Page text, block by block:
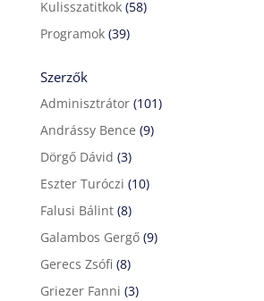
Kulisszatitkok(58)
Programok(39)
Szerzők
Adminisztrátor(101)
Andrássy Bence (9)
Dörgő Dávid (3)
Eszter Turóczi (10)
Falusi Bálint(8)
Galambos Gergő(9)
Gerecs Zsófi (8)
Griezer Fanni (3)